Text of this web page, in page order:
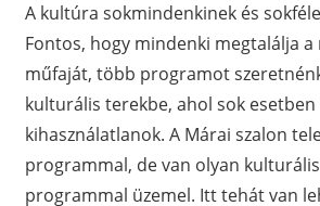
A kultúra sokmindenkinek és
Fontos, hogy mindenki megtalálja a
műfaját, több programot
kulturális terekbe, ahol sok esetben
kihasználatlanok. A Márai szalon
programmal, de van olyan
programmal üzemel. Itt tehát van